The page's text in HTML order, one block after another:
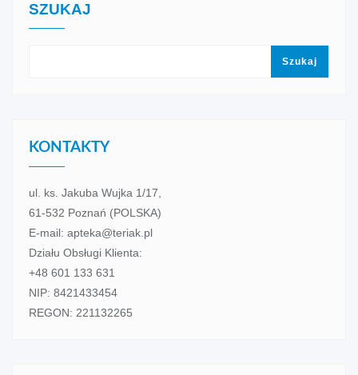
SZUKAJ
Szukaj
KONTAKTY
ul. ks. Jakuba Wujka 1/17,
61-532 Poznań (POLSKA)
E-mail: apteka@teriak.pl
Działu Obsługi Klienta:
+48 601 133 631
NIP: 8421433454
REGON: 221132265